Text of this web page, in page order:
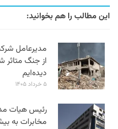
این مطالب را هم بخوانید:
مدیرعامل
از جنگ متاثر
دیده‌ایم
۵ خرداد ۱۴۰۵
رئیس هیات